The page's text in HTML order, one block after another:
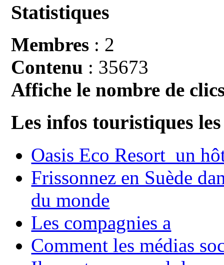
Statistiques
Membres : 2
Contenu : 35673
Affiche le nombre de
Les infos touristiques
Oasis Eco Resort un
Frissonnez en Suède
du monde
Les compagnies a
Comment les médias